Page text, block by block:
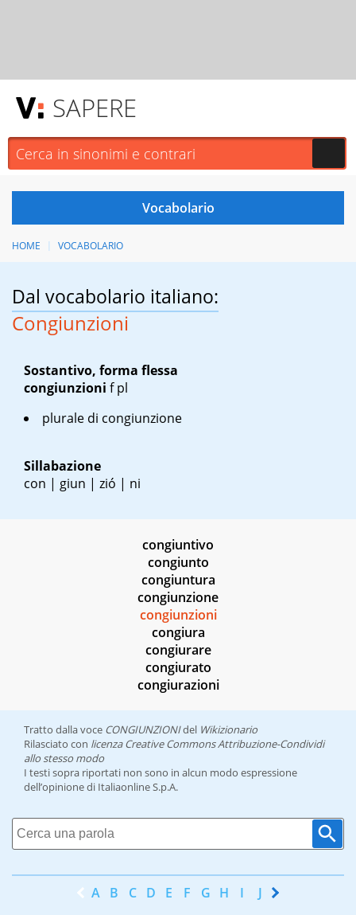
SAPERE
HOME VOCABOLARIO
Dal vocabolario italiano:
Congiunzioni
Sostantivo, forma flessa
congiunzioni f pl
plurale di congiunzione
Sillabazione
con | giun | zió | ni
congiuntivo
congiunto
congiuntura
congiunzione
congiunzioni
congiura
congiurare
congiurato
congiurazioni
Tratto dalla voce CONGIUNZIONIdel Wikizionario
Rilasciato con licenza Creative Commons Attribuzione-Condividi
allo stesso modo
I testi sopra riportati non sono in alcun modo espressione
dell’opinione di Italiaonline S.p.A.
A B C D E F G H I J K